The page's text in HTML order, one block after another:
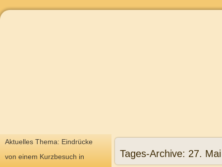
Aktuelles Thema: Eindrücke
von einem Kurzbesuch in
Tages-Archive: 27.